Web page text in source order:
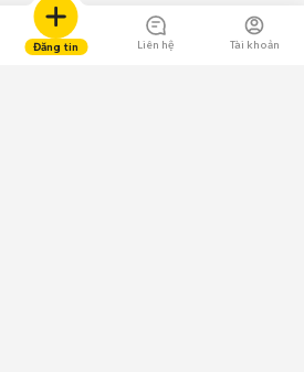
Đăng tin Liên hệ Tài khoản